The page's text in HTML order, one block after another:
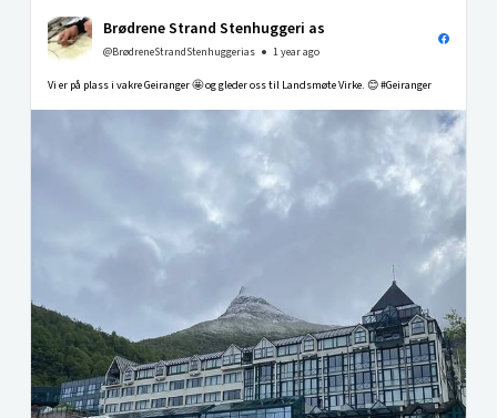
Brødrene Strand Stenhuggeri as
@BrødreneStrandStenhuggerias 1 year ago
Vi er på plass i vakre Geiranger 🤩 og gleder oss til Landsmøte Virke. 😊 #Geiranger